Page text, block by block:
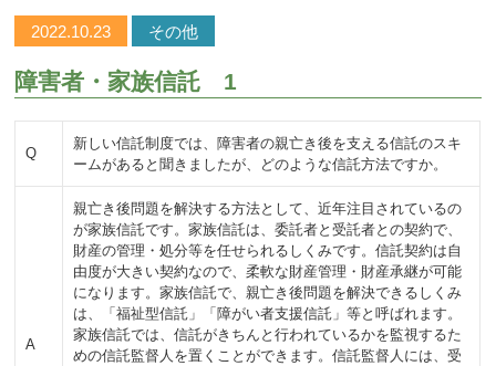
2022.10.23 その他
障害者・家族信託 1
Q
新しい信託制度では、障害者の親亡き後を支える信託のスキ
ームがあると聞きましたが、どのような信託方法ですか。
A
親亡き後問題を解決する方法として、近年注目されているの
が家族信託です。家族信託は、委託者と受託者との契約で、
財産の管理・処分等を任せられるしくみです。信託契約は自
由度が大きい契約なので、柔軟な財産管理・財産承継が可能
になります。家族信託で、親亡き後問題を解決できるしくみ
は、「福祉型信託」「障がい者支援信託」等と呼ばれます。
家族信託では、信託がきちんと行われているかを監視するた
めの信託監督人を置くことができます。信託監督人には、受